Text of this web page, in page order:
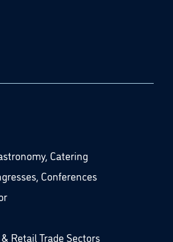
Catering
Conferences
Retail Trade Sectors